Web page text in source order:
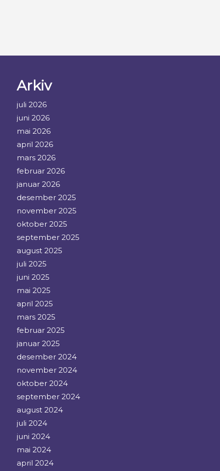
Arkiv
juli 2026
juni 2026
mai 2026
april 2026
mars 2026
februar 2026
januar 2026
desember 2025
november 2025
oktober 2025
september 2025
august 2025
juli 2025
juni 2025
mai 2025
april 2025
mars 2025
februar 2025
januar 2025
desember 2024
november 2024
oktober 2024
september 2024
august 2024
juli 2024
juni 2024
mai 2024
april 2024